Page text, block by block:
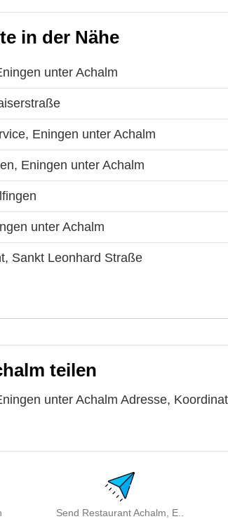
in der Nähe
unter Achalm
Eningen unter Achalm
Eningen unter Achalm
unter Achalm
Sankt Leonhard Straße
teilen
unter Achalm Adresse,
Send Restaurant Achalm, E..